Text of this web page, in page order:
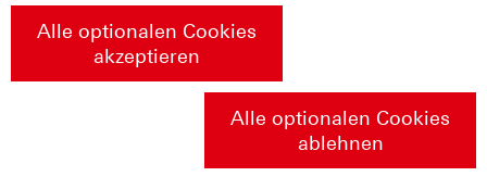
Alle optionalen Cookies
akzeptieren
Alle optionalen Cookies
ablehnen